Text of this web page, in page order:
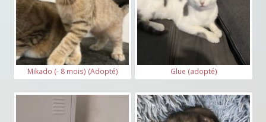
Mikado (- 8 mois) (Adopté) Glue (adopté)